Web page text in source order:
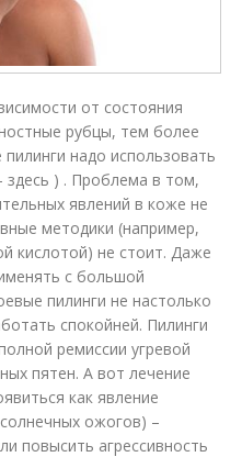
от состояния
рубцы, тем более
надо использовать
здесь ) . Проблема в том,
явлений в коже не
методики (например,
кислотой) не стоит. Даже
с большой
пилинги не настолько
спокойней. Пилинги
ремиссии угревой
пятен. А вот лечение
как явление
ожогов) –
повысить агрессивность